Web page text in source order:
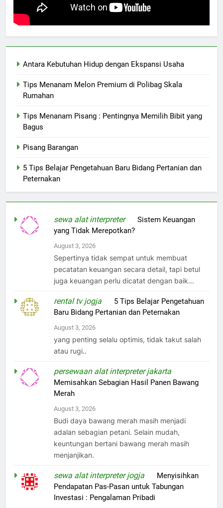
Antara Kebutuhan Hidup dengan Ekspansi Usaha
Tips Menanam Melon Premium di Polibag Skala
Rumahan
Tips Menanam Pisang : Pentingnya Memilih Bibit yang
Bagus
Pisang Barangan
5 Tips Belajar Pengetahuan Baru Bidang Pertanian dan
Peternakan
sewa alat interpreteronSistem Keuangan
yang Tidak Merepotkan?
August 3, 2026
Sepertinya tidak sempat untuk membuat
pecatatan keuangan secara detail, tapi betul
juga keuangan perlu dicatat dengan baik...
rental tv jogja
5 Tips Belajar Pengetahuan
Baru Bidang Pertanian dan Peternakan
August 3, 2026
yang penting selalu optimis, tidak takut salah
atau rugi..
persewaan alat interpreter jakarta
Memisahkan Sebagian Hasil Panen Bawang
Merah
August 3, 2026
Budi daya bawang merah masih menjadi
adalan sebagian petani. Selain mudah,
keuntungan bertani bawang merah masih
menjanjikan.
sewa alat interpreter jogja
Menyisihkan
Pendapatan Pas-Pasan untuk Tabungan
Investasi : Pengalaman Pribadi